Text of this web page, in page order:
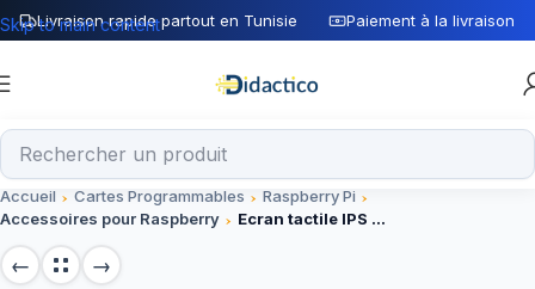
Livraison rapide partout en Tunisie Paiement à la livraison
Skip to main content
Accueil Cartes Programmables
Raspberry Pi
Accessoires pour Raspberry
Ecran tactile IPS LCD 7 pouces HDMI 1024×600 pour Raspberry